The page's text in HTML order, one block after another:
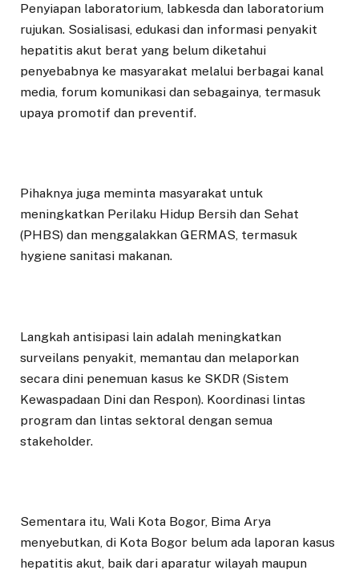
Penyiapan laboratorium, labkesda dan laboratorium
rujukan. Sosialisasi, edukasi dan informasi penyakit
hepatitis akut berat yang belum diketahui
penyebabnya ke masyarakat melalui berbagai kanal
media, forum komunikasi dan sebagainya, termasuk
upaya promotif dan preventif.
Pihaknya juga meminta masyarakat untuk
meningkatkan Perilaku Hidup Bersih dan Sehat
(PHBS) dan menggalakkan GERMAS, termasuk
hygiene sanitasi makanan.
Langkah antisipasi lain adalah meningkatkan
surveilans penyakit, memantau dan melaporkan
secara dini penemuan kasus ke SKDR (Sistem
Kewaspadaan Dini dan Respon). Koordinasi lintas
program dan lintas sektoral dengan semua
stakeholder.
Sementara itu, Wali Kota Bogor, Bima Arya
menyebutkan, di Kota Bogor belum ada laporan kasus
hepatitis akut, baik dari aparatur wilayah maupun